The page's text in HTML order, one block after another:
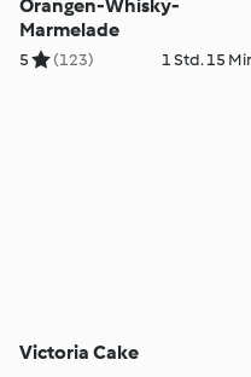
Orangen-Whisky-
Marmelade
5 (123) 1 Std. 15
Victoria Cake